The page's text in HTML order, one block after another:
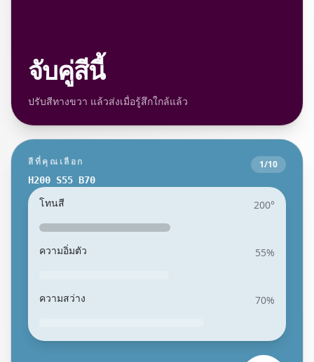
จับคู่สีนี้
ปรับสีทางขวา แล้วส่งเมื่อรู้สึกใกล้แล้ว
สีที่คุณเลือก
H200 S55 B70
1/10
โทนสี 200°
ความอิ่มตัว 55%
ความสว่าง 70%